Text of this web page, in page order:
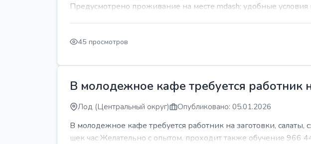
Предусмотрено проживание на месте mdash; удобные условия
45 просмотров
В молодежное кафе требуется работник
Лод (Центральный округ) Опубликовано: 05.01.2026
В молодежное кафе требуется работник на заготовки,
шек час Желательно с опытом, проходит также обучение 966